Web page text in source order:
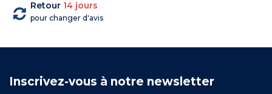
Retour 14 jours
pour changer d'avis
Inscrivez-vous à notre newsletter